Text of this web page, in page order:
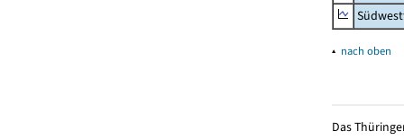
▴ nach oben
Das